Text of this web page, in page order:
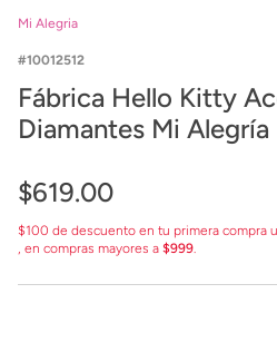
Mi Alegria
10012512
Fábrica Hello Kitty
Diamantes Mi
$619.00
$100 de descuento en tu primera compra
, en compras mayores a $999.